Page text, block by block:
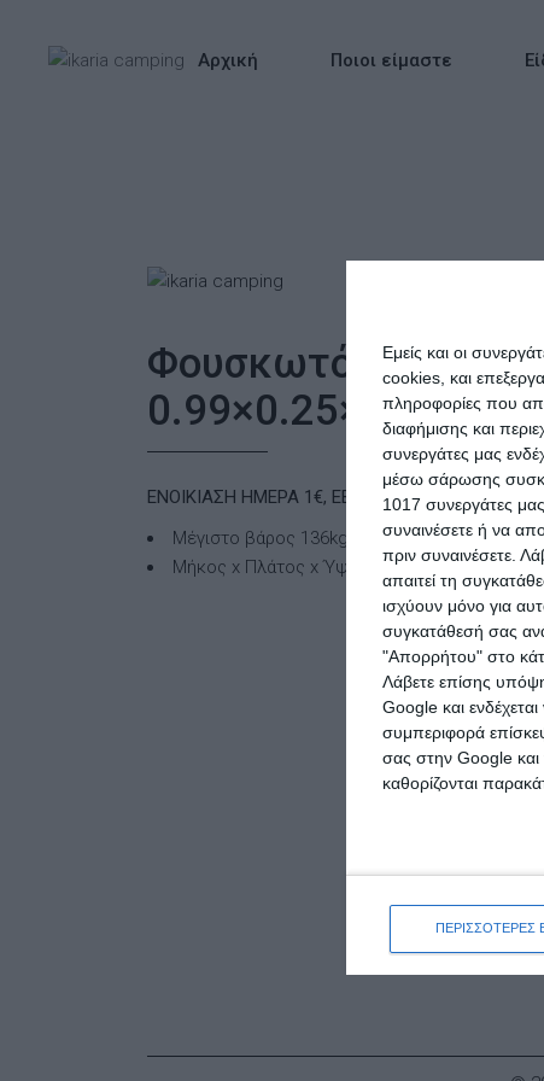
Εμείς και οι
cookies, και
πληροφορίες που
διαφήμισης και
συνεργάτες μας
μέσω σάρωσης
1017 συνεργάτες
συναινέσετε ή να
πριν συναινέσετε.
απαιτεί τη
ισχύουν μόνο για
συγκατάθεσή σας
"Απορρήτου" στο
Λάβετε επίσης
Google και
συμπεριφορά
σας στην Google
καθορίζονται
ΠΕΡΙΣΣΟΤΕΡΕΣ
Αρχική Ποιοι είμαστε
Φουσκωτό Στρώμα
0.99×0.25×1.91m –
ΕΝΟΙΚΙΑΣΗ ΗΜΕΡΑ 1€, ΕΒΔΟΜΑΔΑ 5€
Μέγιστο βάρος 136kg
Μήκος x Πλάτος x Ύψος 0.99×0.25×1.91m
Η μαγεία